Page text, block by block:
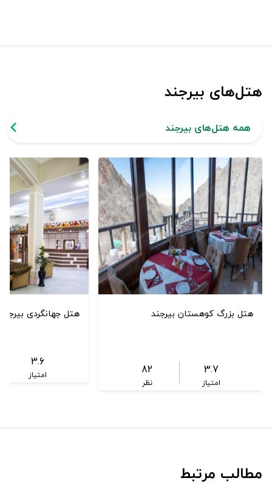
هتل‌های بیرجند
همه هتل‌های بیرجند
هتل بزرگ کوهستان بیرجند
3.7
امتیاز
82
نظر
هتل جهانگردی بیرجند
3.6
امتیاز
مطالب مرتبط